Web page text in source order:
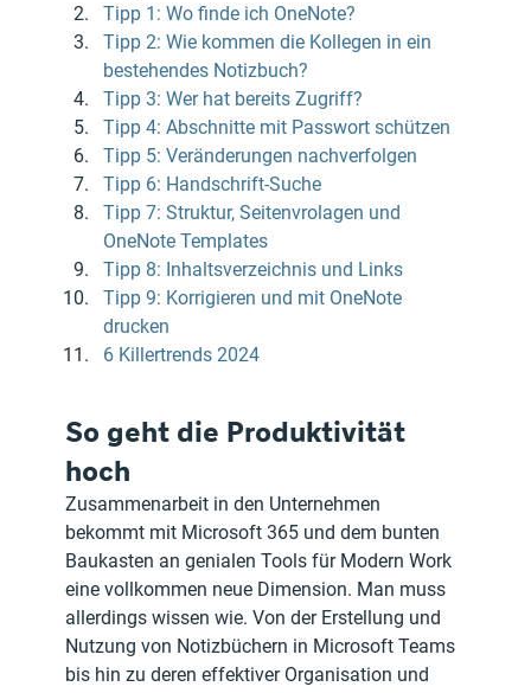
Tipp 1: Wo finde ich OneNote?
Tipp 2: Wie kommen die Kollegen in ein
bestehendes Notizbuch?
Tipp 3: Wer hat bereits Zugriff?
Tipp 4: Abschnitte mit Passwort schützen
Tipp 5: Veränderungen nachverfolgen
Tipp 6: Handschrift-Suche
Tipp 7: Struktur, Seitenvrolagen und
OneNote Templates
Tipp 8: Inhaltsverzeichnis und Links
Tipp 9: Korrigieren und mit OneNote
drucken
6 Killertrends 2024
So geht die Produktivität
hoch
Zusammenarbeit in den Unternehmen
bekommt mit Microsoft 365 und dem bunten
Baukasten an genialen Tools für Modern Work
eine vollkommen neue Dimension. Man muss
allerdings wissen wie. Von der Erstellung und
Nutzung von Notizbüchern in Microsoft Teams
bis hin zu deren effektiver Organisation und